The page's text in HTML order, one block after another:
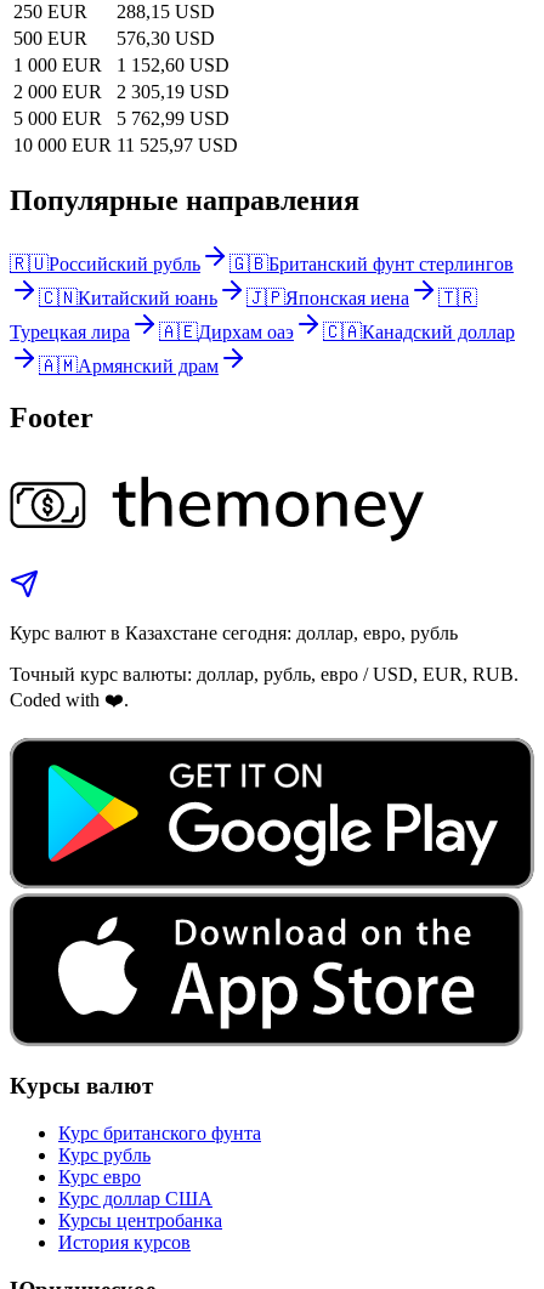
250 EUR
288,15 USD
500 EUR
576,30 USD
1 000 EUR
1 152,60 USD
2 000 EUR
2 305,19 USD
5 000 EUR
5 762,99 USD
10 000 EUR 11 525,97 USD
Популярные направления
🇷🇺Российский рубль 🇬🇧Британский фунт стерлингов
🇨🇳Китайский юань 🇯🇵Японская иена
🇹🇷
Турецкая лира
🇦🇪Дирхам оаэ 🇨🇦Канадский доллар
🇦🇲Армянский драм
Footer
Курс валют в Казахстане сегодня: доллар, евро, рубль
Точный курс валюты: доллар, рубль, евро / USD, EUR, RUB.
Coded with ❤️.
Курсы валют
Курс британского фунта
Курс рубль
Курс евро
Курс доллар США
Курсы центробанка
История курсов